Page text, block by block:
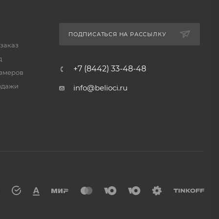
ПОДПИСАТЬСЯ НА РАССЫЛКУ
+7 (8442) 33-48-48
info@belioci.ru